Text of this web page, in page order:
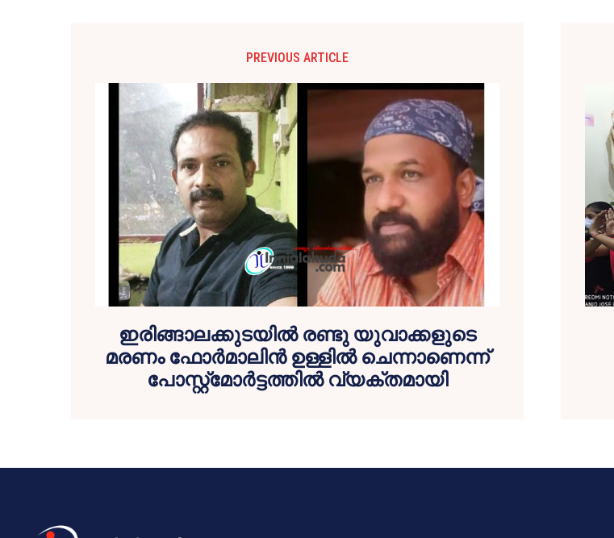
PREVIOUS ARTICLE
ഇരിങ്ങാലക്കുടയില്‍ രണ്ടു യുവാക്കളുടെ
മരണം ഫോര്‍മാലിന്‍ ഉള്ളില്‍ ചെന്നാണെന്ന്
പോസ്റ്റ്മോര്‍ട്ടത്തില്‍ വ്യക്തമായി